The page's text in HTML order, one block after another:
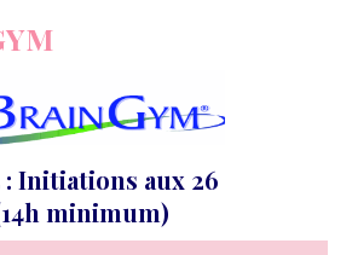
Initiations aux 26
minimum)